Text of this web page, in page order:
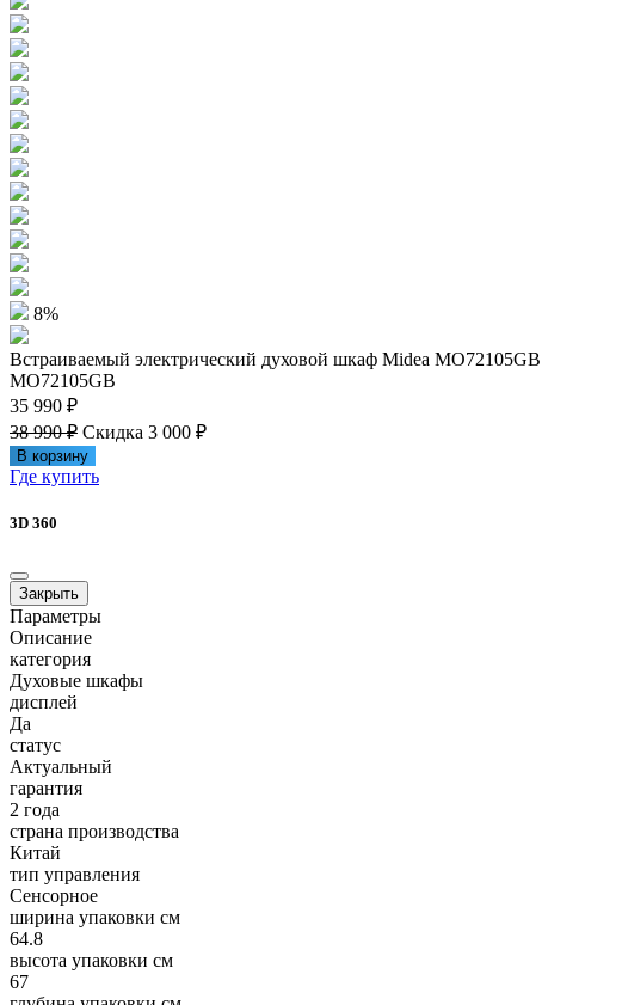
8%
Встраиваемый электрический духовой шкаф Midea MO72105GB
MO72105GB
35 990 ₽
38 990 ₽ Скидка 3 000 ₽
В корзину
Где купить
3D 360
Закрыть
Параметры
Описание
категория
Духовые шкафы
дисплей
Да
статус
Актуальный
гарантия
2 года
страна производства
Китай
тип управления
Сенсорное
ширина упаковки см
64.8
высота упаковки см
67